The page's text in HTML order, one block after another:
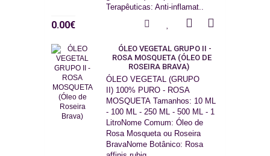
Terapêuticas: Anti-inflamat..
0.00€
ÓLEO VEGETAL GRUPO II -
ROSA MOSQUETA (ÓLEO DE
ROSEIRA BRAVA)
ÓLEO VEGETAL (GRUPO
II) 100% PURO - ROSA
MOSQUETA Tamanhos: 10 ML
- 100 ML - 250 ML - 500 ML - 1
LitroNome Comum: Óleo de
Rosa Mosqueta ou Roseira
BravaNome Botânico: Rosa